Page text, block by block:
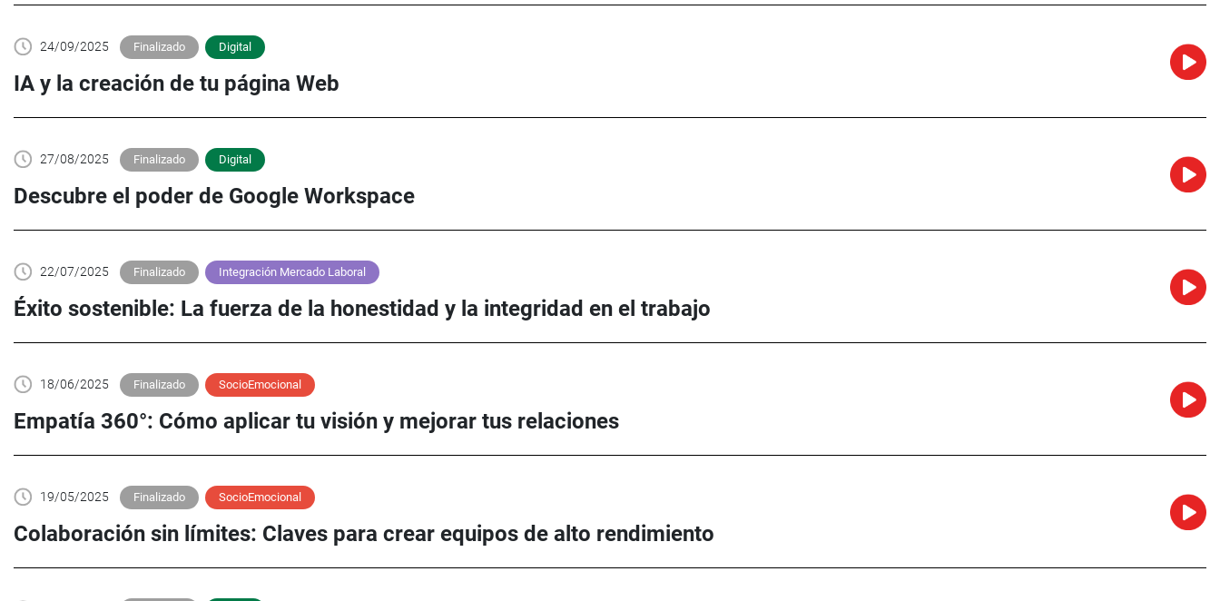
24/09/2025 Finalizado Digital
IA y la creación de tu página Web
27/08/2025 Finalizado Digital
Descubre el poder de Google Workspace
22/07/2025 Finalizado Integración Mercado Laboral
Éxito sostenible: La fuerza de la honestidad y la integridad en el trabajo
18/06/2025 Finalizado SocioEmocional
Empatía 360°: Cómo aplicar tu visión y mejorar tus relaciones
19/05/2025 Finalizado SocioEmocional
Colaboración sin límites: Claves para crear equipos de alto rendimiento